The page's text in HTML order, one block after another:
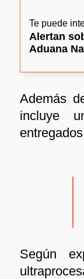
Te puede
Alertan
Aduana
Además
incluye
Según